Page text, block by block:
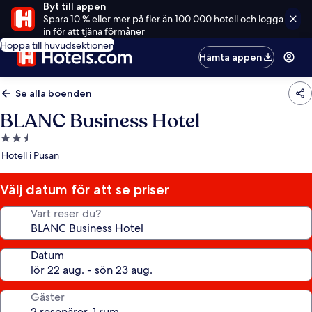
Byt till appen
Spara 10 % eller mer på fler än 100 000 hotell och logga
in för att tjäna förmåner
Hoppa till huvudsektionen
Hämta appen
Se alla boenden
BLANC Business Hotel
2.5-
stjärnigt
Hotell i Pusan
Välj datum för att se priser
Vart reser du?
Datum
Gäster